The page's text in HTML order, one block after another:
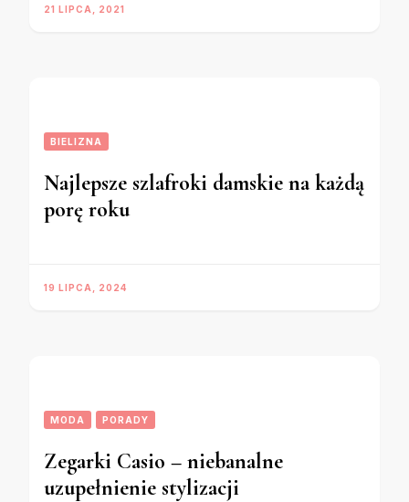
21 LIPCA, 2021
BIELIZNA
Najlepsze szlafroki damskie na każdą
porę roku
19 LIPCA, 2024
MODA PORADY
Zegarki Casio – niebanalne
uzupełnienie stylizacji